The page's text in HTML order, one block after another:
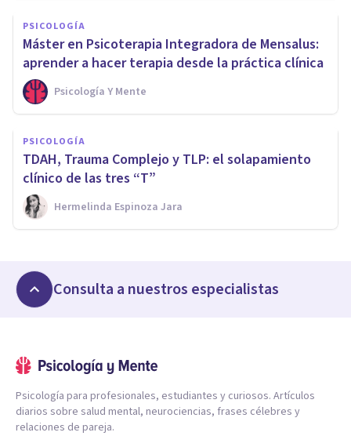
PSICOLOGÍA
Máster en Psicoterapia Integradora de Mensalus:
aprender a hacer terapia desde la práctica clínica
Psicología Y Mente
PSICOLOGÍA
TDAH, Trauma Complejo y TLP: el solapamiento
clínico de las tres “T”
Hermelinda Espinoza Jara
Consulta a nuestros especialistas
Psicología para profesionales, estudiantes y curiosos. Artículos
diarios sobre salud mental, neurociencias, frases célebres y
relaciones de pareja.